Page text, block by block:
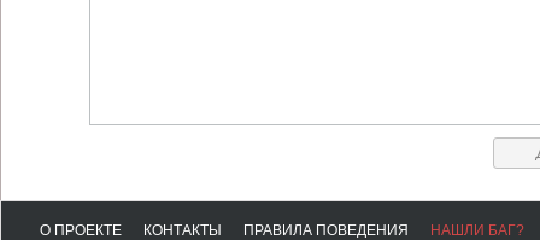
О ПРОЕКТЕ КОНТАКТЫ ПРАВИЛА ПОВЕДЕНИЯ НАШЛИ БАГ?